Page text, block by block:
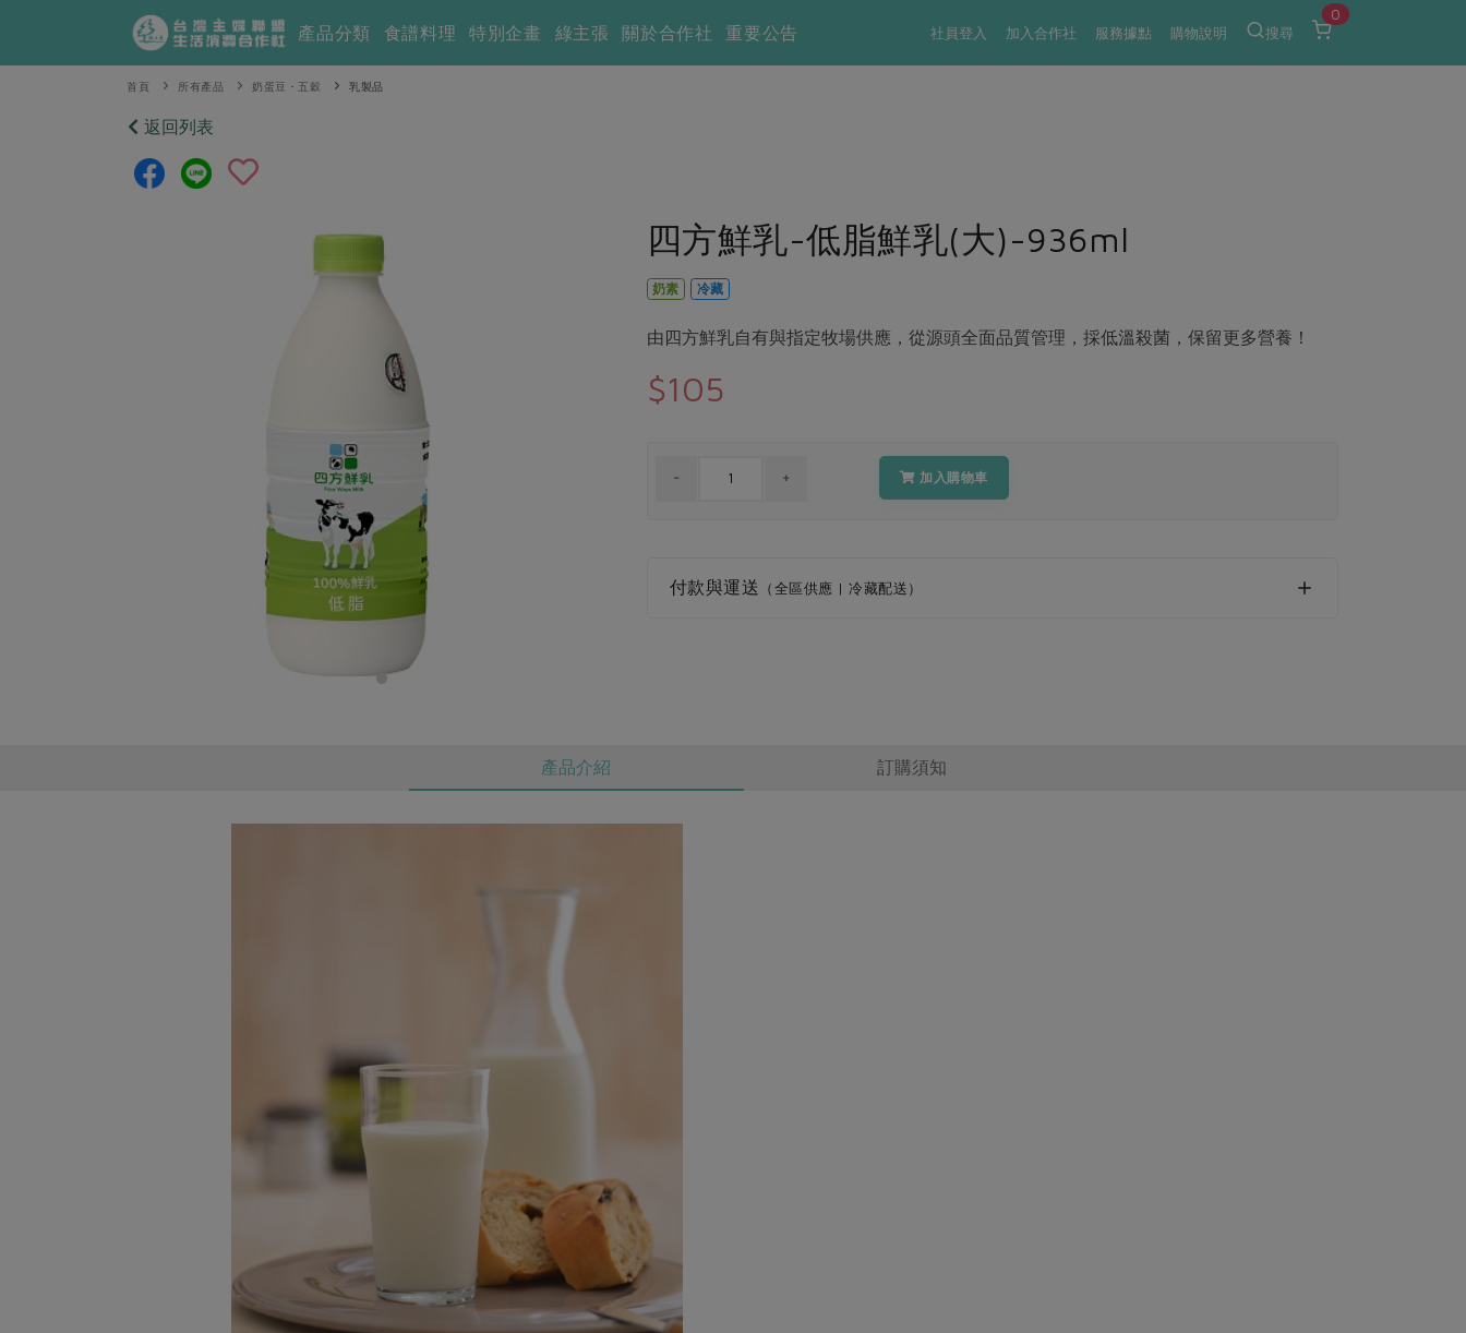
社員登入 加入合作社 服務據點 購物說明 搜尋
0
產品分類 食譜料理 特別企畫 綠主張 關於合作社 重要公告
首頁 所有產品 奶蛋豆・五穀 乳製品
返回列表
四方鮮乳-低脂鮮乳(大)-936ml
奶素 冷藏
由四方鮮乳自有與指定牧場供應，從源頭全面品質管理，採低溫殺菌，保留更多營養！
$105
加入購物車
付款與運送 （全區供應 | 冷藏配送）
產品介紹 訂購須知